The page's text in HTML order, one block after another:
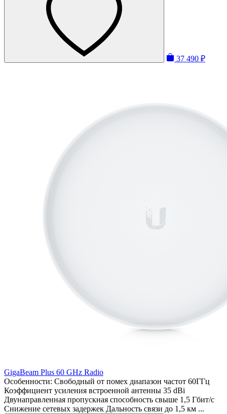
37 490 ₽
GigaBeam Plus 60 GHz Radio
Особенности: Свободный от помех диапазон частот 60ГГц
Коэффициент усиления встроенной антенны 35 dBi
Двунаправленная пропускная способность свыше 1,5 Гбит/с
Снижение сетевых задержек Дальность связи до 1,5 км ...